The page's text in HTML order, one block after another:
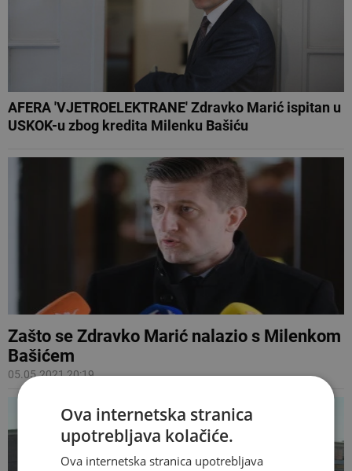
AFERA 'VJETROELEKTRANE' Zdravko Marić ispitan u
USKOK-u zbog kredita Milenku Bašiću
Zašto se Zdravko Marić nalazio s Milenkom
Bašićem
05.05.2021 20:19
Ova internetska stranica
upotrebljava kolačiće.
Ova internetska stranica upotrebljava